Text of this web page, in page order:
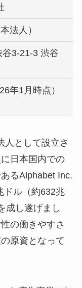
法人）
3-21-3 渋谷
年1月時点）
人として設立さ
日本国内での
るAlphabet Inc.
ドル（約632兆
成し遂げまし
の働きやすさ
原資となって